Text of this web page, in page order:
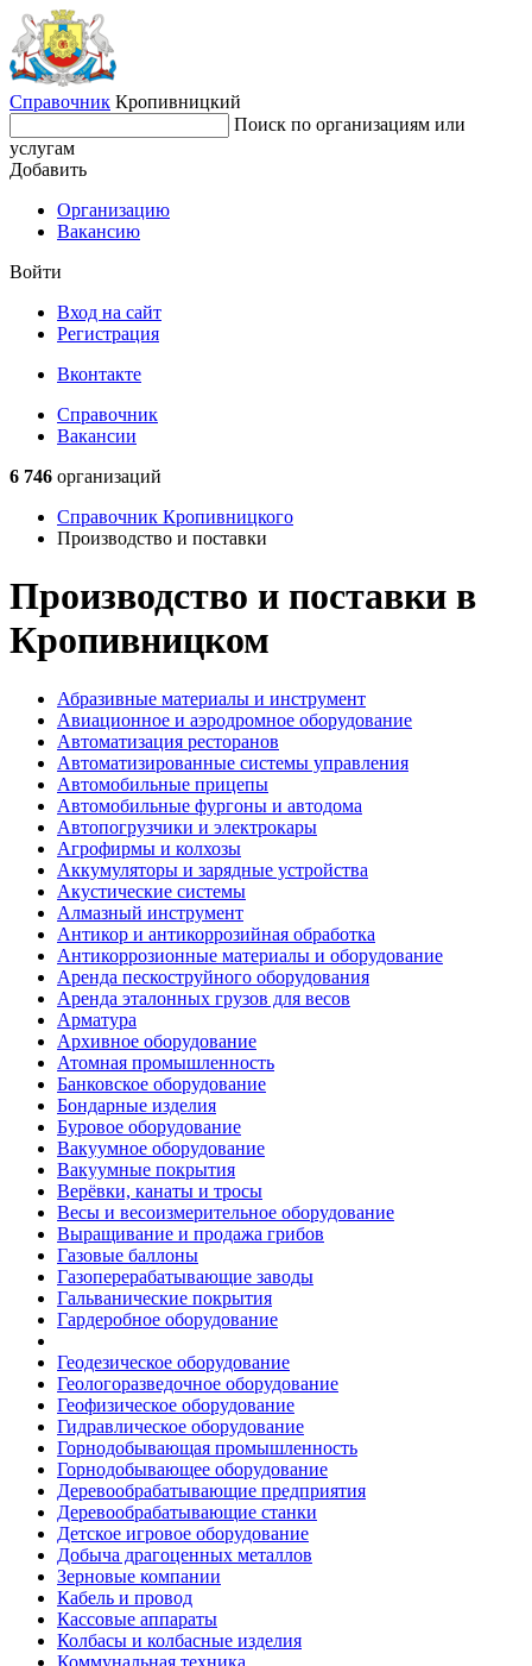
Справочник Кропивницкий
Поиск по организациям или
услугам
Добавить
Организацию
Вакансию
Войти
Вход на сайт
Регистрация
Вконтакте
Справочник
Вакансии
6 746 организаций
Справочник Кропивницкого
Производство и поставки
Производство и поставки в
Кропивницком
Абразивные материалы и инструмент
Авиационное и аэродромное оборудование
Автоматизация ресторанов
Автоматизированные системы управления
Автомобильные прицепы
Автомобильные фургоны и автодома
Автопогрузчики и электрокары
Агрофирмы и колхозы
Аккумуляторы и зарядные устройства
Акустические системы
Алмазный инструмент
Антикор и антикоррозийная обработка
Антикоррозионные материалы и оборудование
Аренда пескоструйного оборудования
Аренда эталонных грузов для весов
Арматура
Архивное оборудование
Атомная промышленность
Банковское оборудование
Бондарные изделия
Буровое оборудование
Вакуумное оборудование
Вакуумные покрытия
Верёвки, канаты и тросы
Весы и весоизмерительное оборудование
Выращивание и продажа грибов
Газовые баллоны
Газоперерабатывающие заводы
Гальванические покрытия
Гардеробное оборудование
Геодезическое оборудование
Геологоразведочное оборудование
Геофизическое оборудование
Гидравлическое оборудование
Горнодобывающая промышленность
Горнодобывающее оборудование
Деревообрабатывающие предприятия
Деревообрабатывающие станки
Детское игровое оборудование
Добыча драгоценных металлов
Зерновые компании
Кабель и провод
Кассовые аппараты
Колбасы и колбасные изделия
Коммунальная техника